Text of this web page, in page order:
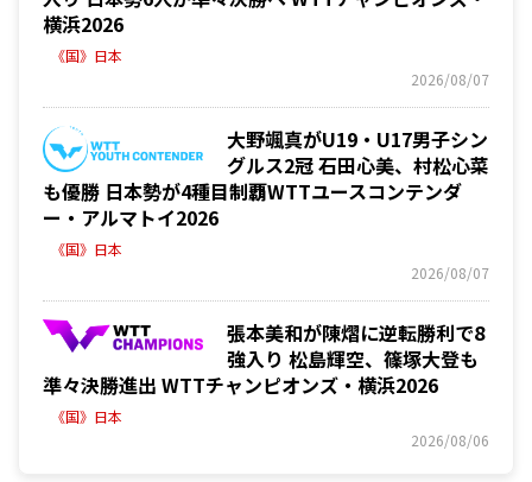
横浜2026
《国》日本
2026/08/07
大野颯真がU19・U17男子シン
グルス2冠 石田心美、村松心菜
も優勝 日本勢が4種目制覇WTTユースコンテンダ
ー・アルマトイ2026
《国》日本
2026/08/07
張本美和が陳熠に逆転勝利で8
強入り 松島輝空、篠塚大登も
準々決勝進出 WTTチャンピオンズ・横浜2026
《国》日本
2026/08/06